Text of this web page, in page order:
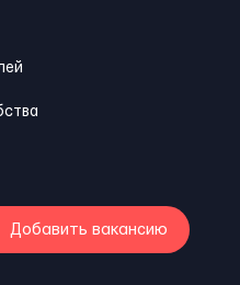
Добавить вакансию